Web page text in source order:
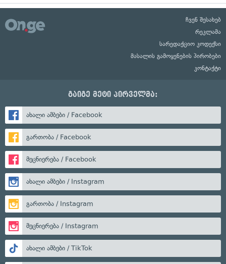
ჩვენ შესახებ
რეკლამა
სარედაქციო კოდექსი
მასალის გამოყენების პირობები
კონტაქტი
გაიგე მეტი პირველმა:
ახალი ამბები / Facebook
გართობა / Facebook
მეცნიერება / Facebook
ახალი ამბები / Instagram
გართობა / Instagram
მეცნიერება / Instagram
ახალი ამბები / TikTok